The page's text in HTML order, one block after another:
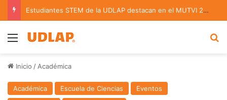
Estudiantes STEM de la UDLAP destacan en el MUTVI 2026
Menu
Inicio / Académica
Académica Escuela de Ciencias
Eventos